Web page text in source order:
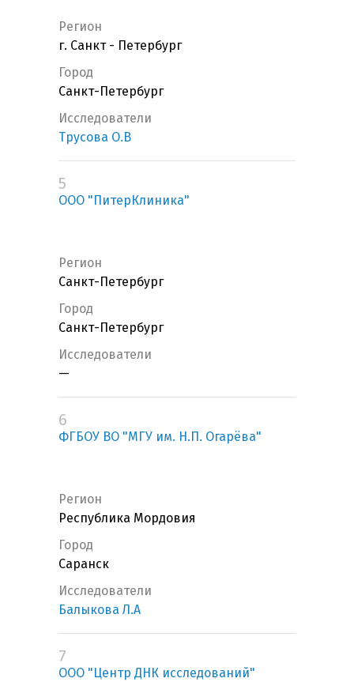
Регион
г. Санкт - Петербург
Город
Санкт-Петербург
Исследователи
Трусова О.В
5
ООО "ПитерКлиника"
Регион
Санкт-Петербург
Город
Санкт-Петербург
Исследователи
—
6
ФГБОУ ВО "МГУ им. Н.П. Огарёва"
Регион
Республика Мордовия
Город
Саранск
Исследователи
Балыкова Л.А
7
ООО "Центр ДНК исследований"